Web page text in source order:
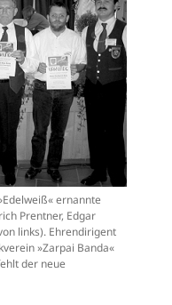
ernannte
Prentner, Edgar
links). Ehrendirigent
»Zarpai Banda«
der neue